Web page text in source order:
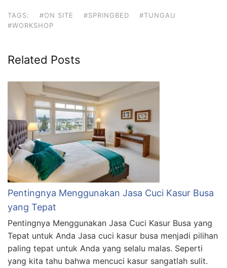
TAGS: #ON SITE #SPRINGBED
#TUNGAU
#WORKSHOP
Related Posts
Pentingnya Menggunakan Jasa Cuci Kasur Busa
yang Tepat
Pentingnya Menggunakan Jasa Cuci Kasur Busa yang
Tepat untuk Anda Jasa cuci kasur busa menjadi pilihan
paling tepat untuk Anda yang selalu malas. Seperti
yang kita tahu bahwa mencuci kasur sangatlah sulit.